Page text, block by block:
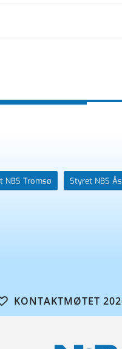
NBS Tromsø Styret NBS Ås
KONTAKTMØTET